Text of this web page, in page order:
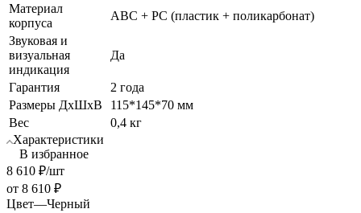
Материал
корпуса
ABC + PC (пластик + поликарбонат)
Звуковая и
визуальная
индикация
Да
Гарантия
2 года
Размеры ДхШхВ
115*145*70 мм
Вес
0,4 кг
Характеристики
В избранное
8 610 ₽/шт
от 8 610 ₽
Цвет—Черный